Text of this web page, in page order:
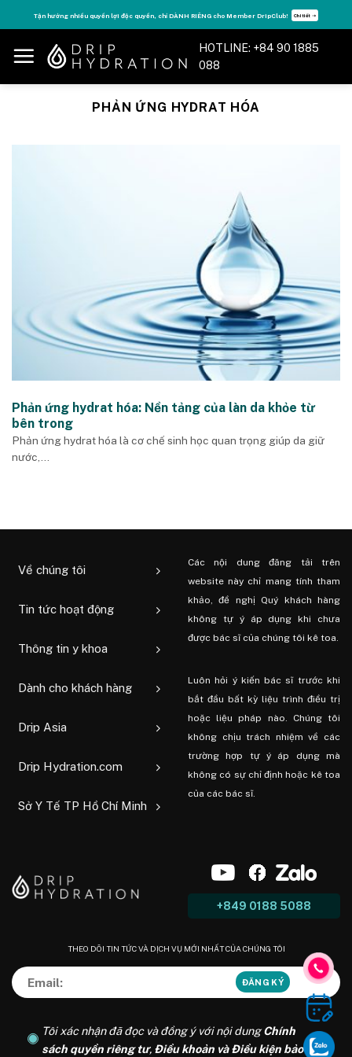
to
content
Tận hưởng nhiều quyền lợi độc quyền, chỉ DÀNH RIÊNG cho Member DripClub! Chi tiết ➝
HOTLINE: +84 90 1885
088
PHẢN ỨNG HYDRAT HÓA
Phản ứng hydrat hóa: Nền tảng của làn da khỏe từ
bên trong
Phản ứng hydrat hóa là cơ chế sinh học quan trọng giúp da giữ
nước,...
Về chúng tôi
Tin tức hoạt động
Thông tin y khoa
Dành cho khách hàng
Drip Asia
Drip Hydration.com
Sở Y Tế TP Hồ Chí Minh
Các nội dung đăng tải trên
website này chỉ mang tính tham
khảo, đề nghị Quý khách hàng
không tự ý áp dụng khi chưa
được bác sĩ của chúng tôi kê toa.
Luôn hỏi ý kiến ​​bác sĩ trước khi
bắt đầu bất kỳ liệu trình điều trị
hoặc liệu pháp nào. Chúng tôi
không chịu trách nhiệm về các
trường hợp tự ý áp dụng mà
không có sự chỉ định hoặc kê toa
của các bác sĩ.
+849 0188 5088
THEO DÕI TIN TỨC VÀ DỊCH VỤ MỚI NHẤT CỦA CHÚNG TÔI
Tôi xác nhận đã đọc và đồng ý với nội dungChính
sách quyền riêng tư, Điều khoản và Điều kiện bảo